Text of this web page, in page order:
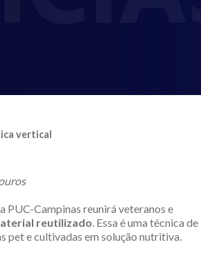
vertical
PUC-Campinas reunirá veteranos e
reutilizado. Essa é uma técnica de
pet e cultivadas em solução nutritiva.